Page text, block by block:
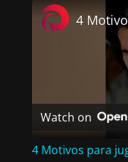
Watch on
4 Motivos para